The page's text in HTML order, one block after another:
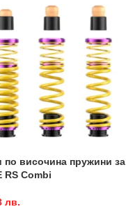
по височина пружини за
RS Combi
лв.